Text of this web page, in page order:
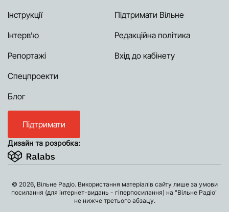
Інструкції
Інтерв’ю
Репортажі
Спецпроекти
Блог
Підтримати Вільне
Редакційна політика
Вхід до кабінету
Підтримати
Дизайн та розробка:
© 2026, Вільне Радіо. Використання матеріалів сайту лише за умови
посилання (для інтернет-видань - гіперпосилання) на "Вільне Радіо"
не нижче третього абзацу.